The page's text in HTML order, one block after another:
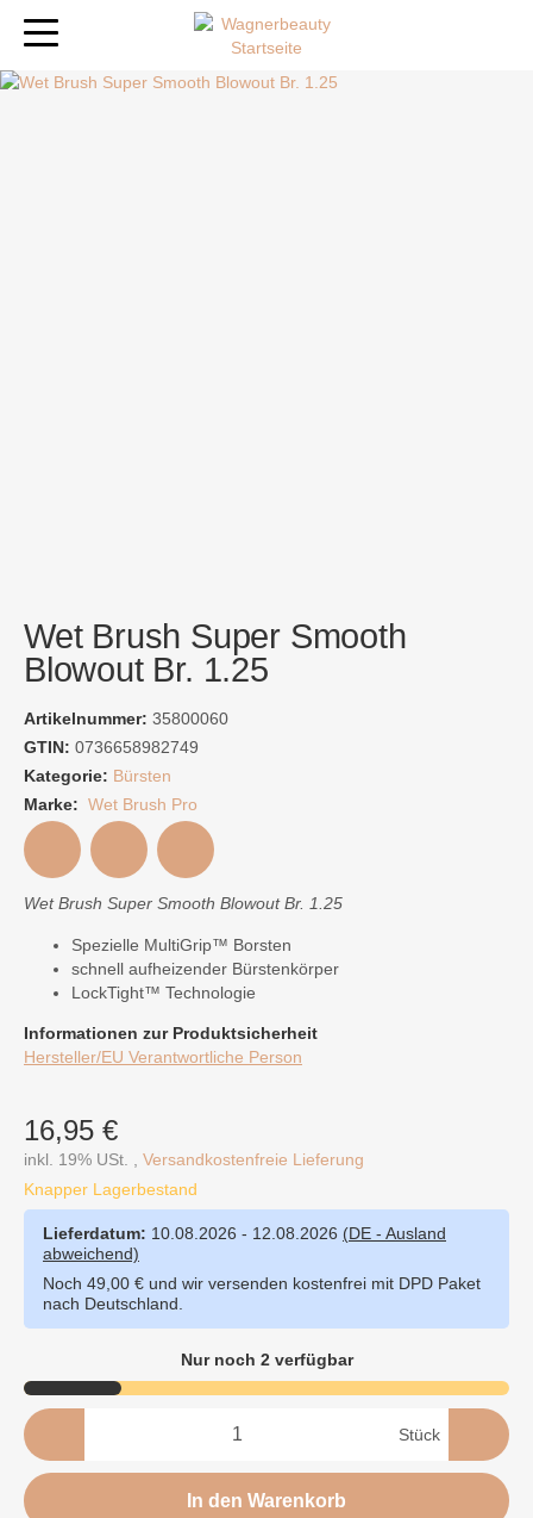
Wet Brush Super Smooth
Blowout Br. 1.25
Artikelnummer: 35800060
GTIN: 0736658982749
Kategorie: Bürsten
Marke: Wet Brush Pro
Wet Brush Super Smooth Blowout Br. 1.25
Spezielle MultiGrip™ Borsten
schnell aufheizender Bürstenkörper
LockTight™ Technologie
Informationen zur Produktsicherheit
Hersteller/EU Verantwortliche Person
16,95 €
inkl. 19% USt. , Versandkostenfreie Lieferung
Knapper Lagerbestand
Lieferdatum: 10.08.2026 - 12.08.2026 (DE - Ausland
abweichend)
Noch 49,00 € und wir versenden kostenfrei mit DPD Paket
nach Deutschland.
Nur noch 2 verfügbar
Stück
In den Warenkorb